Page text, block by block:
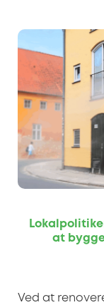
at
Ved at